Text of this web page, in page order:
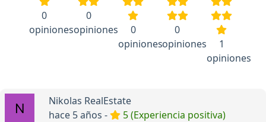
0
opiniones
0
opiniones
0
opiniones
0
opiniones
1
opiniones
Nikolas RealEstate
hace 5 años -
5 (Experiencia positiva)